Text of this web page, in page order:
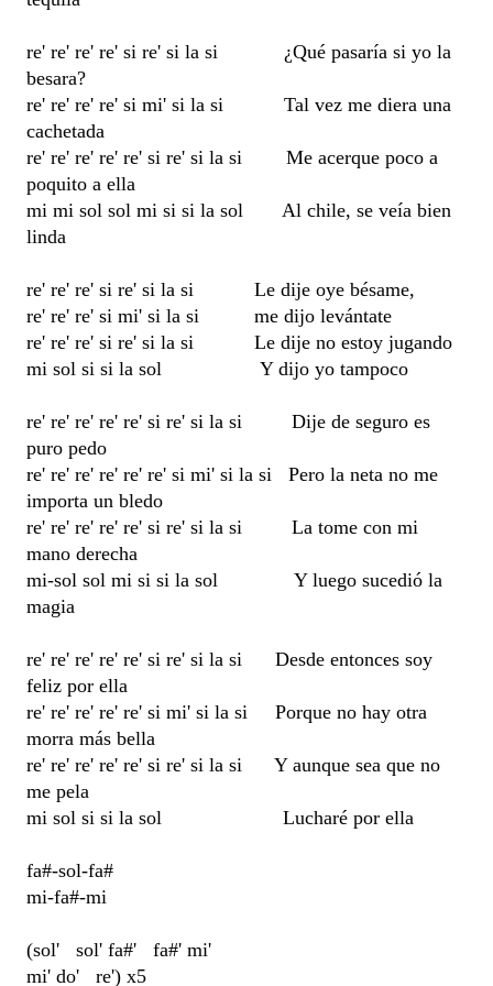
re' re' re' re' si re' si la si ¿Qué pasaría si yo la
besara?
re' re' re' re' si mi' si la si Tal vez me diera una
cachetada
re' re' re' re' re' si re' si la si Me acerque poco a
poquito a ella
mi mi sol sol mi si si la sol Al chile, se veía bien
linda
re' re' re' si re' si la si Le dije oye bésame,
re' re' re' si mi' si la si me dijo levántate
re' re' re' si re' si la si Le dije no estoy jugando
mi sol si si la sol Y dijo yo tampoco
re' re' re' re' re' si re' si la si Dije de seguro es
puro pedo
re' re' re' re' re' re' si mi' si la si Pero la neta no me
importa un bledo
re' re' re' re' re' si re' si la si La tome con mi
mano derecha
mi-sol sol mi si si la sol Y luego sucedió la
magia
re' re' re' re' re' si re' si la si Desde entonces soy
feliz por ella
re' re' re' re' re' si mi' si la si Porque no hay otra
morra más bella
re' re' re' re' re' si re' si la si Y aunque sea que no
me pela
mi sol si si la sol Lucharé por ella
fa#-sol-fa#
mi-fa#-mi
(sol' sol' fa#' fa#' mi'
mi' do' re') x5